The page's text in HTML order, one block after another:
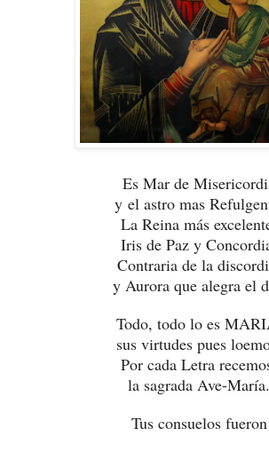
Es Mar de
y el astro mas
La Reina más
Iris de Paz y
Contraria de la
y Aurora que alegra el
Todo, todo lo es
sus virtudes pues
Por cada Letra
la sagrada Ave-María.
Tus consuelos fueron